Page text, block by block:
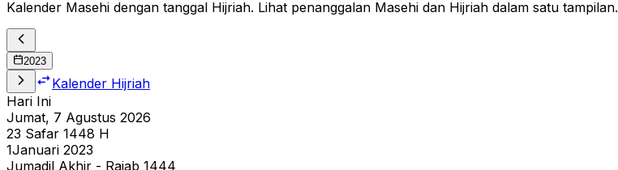
Kalender Masehi dengan tanggal Hijriah. Lihat penanggalan Masehi dan Hijriah dalam satu tampilan.
2023
Kalender Hijriah
Hari Ini
Jumat, 7 Agustus 2026
23 Safar 1448 H
1Januari 2023
Jumadil Akhir - Rajab 1444